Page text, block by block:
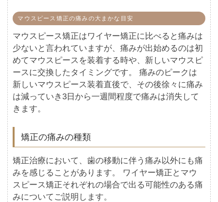
マウスピース矯正の痛みの大まかな目安
マウスピース矯正はワイヤー矯正に比べると痛みは
少ないと言われていますが、痛みが出始めるのは初
めてマウスピースを装着する時や、新しいマウスピ
ースに交換したタイミングです。 痛みのピークは
新しいマウスピース装着直後で、その後徐々に痛み
は減っていき3日から一週間程度で痛みは消失して
きます。
矯正の痛みの種類
矯正治療において、歯の移動に伴う痛み以外にも痛
みを感じることがあります。 ワイヤー矯正とマウ
スピース矯正それぞれの場合で出る可能性のある痛
みについてご説明します。